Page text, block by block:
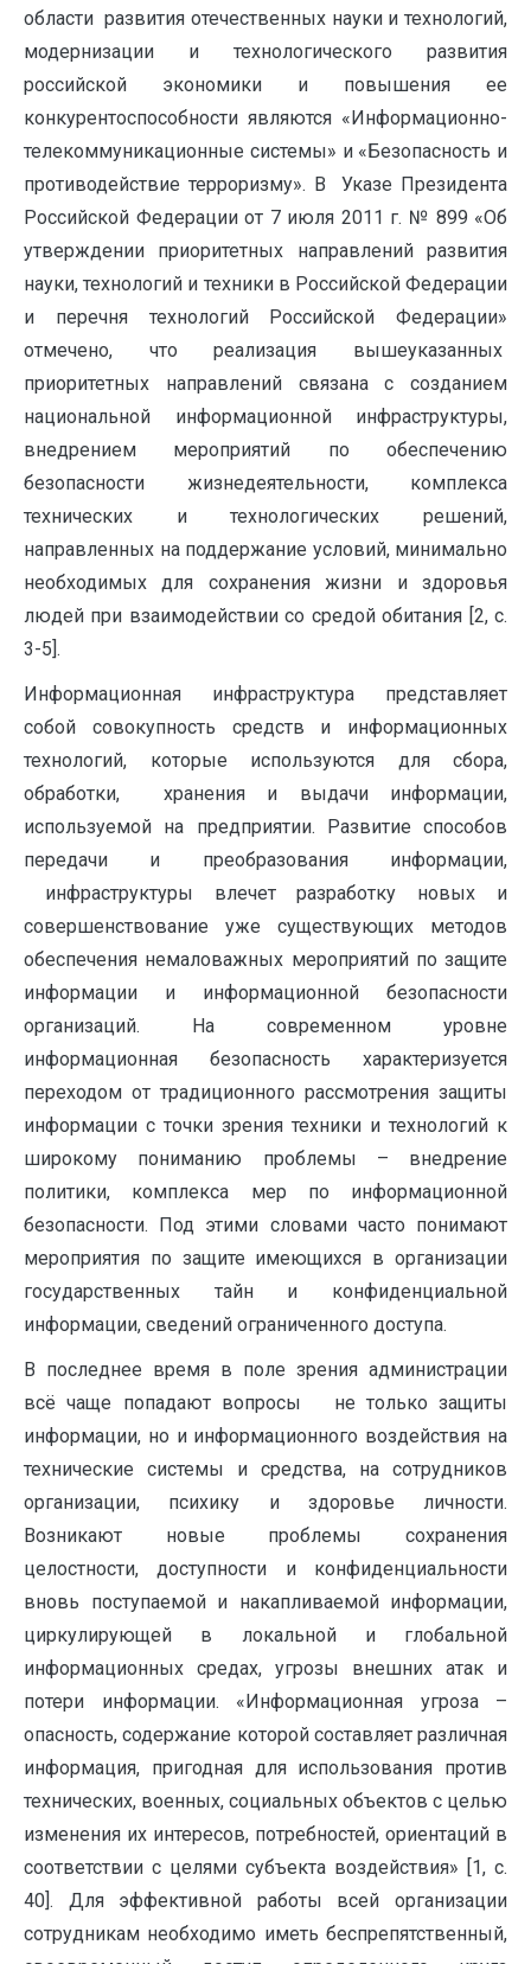
области развития отечественных науки и технологий,
модернизации и технологического развития
российской экономики и повышения ее
конкурентоспособности являются «Информационно-
телекоммуникационные системы» и «Безопасность и
противодействие терроризму». В Указе Президента
Российской Федерации от 7 июля 2011 г. № 899 «Об
утверждении приоритетных направлений развития
науки, технологий и техники в Российской Федерации
и перечня технологий Российской Федерации»
отмечено, что реализация вышеуказанных
приоритетных направлений связана с созданием
национальной информационной инфраструктуры,
внедрением мероприятий по обеспечению
безопасности жизнедеятельности, комплекса
технических и технологических решений,
направленных на поддержание условий, минимально
необходимых для сохранения жизни и здоровья
людей при взаимодействии со средой обитания [2, с.
3-5].
Информационная инфраструктура представляет
собой совокупность средств и информационных
технологий, которые используются для сбора,
обработки, хранения и выдачи информации,
используемой на предприятии. Развитие способов
передачи и преобразования информации,
инфраструктуры влечет разработку новых и
совершенствование уже существующих методов
обеспечения немаловажных мероприятий по защите
информации и информационной безопасности
организаций. На современном уровне
информационная безопасность характеризуется
переходом от традиционного рассмотрения защиты
информации с точки зрения техники и технологий к
широкому пониманию проблемы – внедрение
политики, комплекса мер по информационной
безопасности. Под этими словами часто понимают
мероприятия по защите имеющихся в организации
государственных тайн и конфиденциальной
информации, сведений ограниченного доступа.
В последнее время в поле зрения администрации
всё чаще попадают вопросы не только защиты
информации, но и информационного воздействия на
технические системы и средства, на сотрудников
организации, психику и здоровье личности.
Возникают новые проблемы сохранения
целостности, доступности и конфиденциальности
вновь поступаемой и накапливаемой информации,
циркулирующей в локальной и глобальной
информационных средах, угрозы внешних атак и
потери информации. «Информационная угроза –
опасность, содержание которой составляет различная
информация, пригодная для использования против
технических, военных, социальных объектов с целью
изменения их интересов, потребностей, ориентаций в
соответствии с целями субъекта воздействия» [1, с.
40]. Для эффективной работы всей организации
сотрудникам необходимо иметь беспрепятственный,